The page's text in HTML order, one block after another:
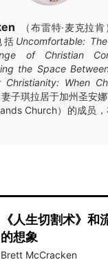
（布雷特·麦克拉
括 Uncomfortable:
of Christian
the Space
Christianity: When
子琪拉居于加州圣安
Church）的成员
《人生切割术》和
的想象
Brett McCracken